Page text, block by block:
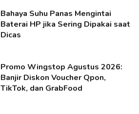
Bahaya Suhu Panas Mengintai
Baterai HP jika Sering Dipakai saat
Dicas
Promo Wingstop Agustus 2026:
Banjir Diskon Voucher Qpon,
TikTok, dan GrabFood